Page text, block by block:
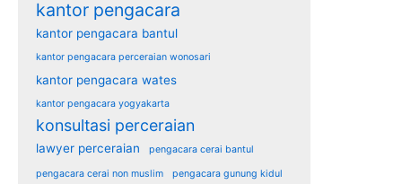
kantor pengacara
kantor pengacara bantul
kantor pengacara perceraian wonosari
kantor pengacara wates
kantor pengacara yogyakarta
konsultasi perceraian
lawyer perceraian pengacara cerai bantul
pengacara cerai non muslim pengacara gunung kidul